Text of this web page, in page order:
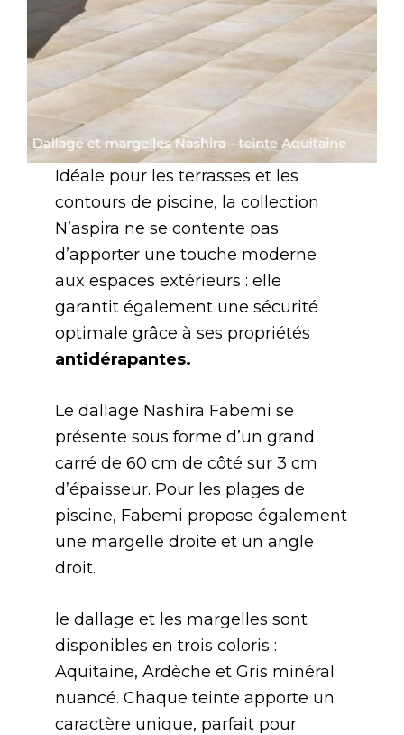
Idéale pour les terrasses et les
contours de piscine, la collection
N’aspira ne se contente pas
d’apporter une touche moderne
aux espaces extérieurs : elle
garantit également une sécurité
optimale grâce à ses propriétés
antidérapantes.
Le dallage Nashira Fabemi se
présente sous forme d’un grand
carré de 60 cm de côté sur 3 cm
d’épaisseur. Pour les plages de
piscine, Fabemi propose également
une margelle droite et un angle
droit.
le dallage et les margelles sont
disponibles en trois coloris :
Aquitaine, Ardèche et Gris minéral
nuancé. Chaque teinte apporte un
caractère unique, parfait pour